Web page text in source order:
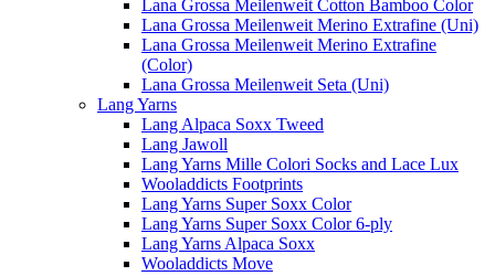
Lana Grossa Meilenweit Cotton Bamboo Color
Lana Grossa Meilenweit Merino Extrafine (Uni)
Lana Grossa Meilenweit Merino Extrafine
(Color)
Lana Grossa Meilenweit Seta (Uni)
Lang Yarns
Lang Alpaca Soxx Tweed
Lang Jawoll
Lang Yarns Mille Colori Socks and Lace Lux
Wooladdicts Footprints
Lang Yarns Super Soxx Color
Lang Yarns Super Soxx Color 6-ply
Lang Yarns Alpaca Soxx
Wooladdicts Move